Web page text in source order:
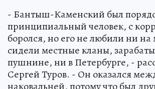
- Бантыш-Каменский был
принципиальный человек, с
боролся, но его не любили ни на
сидели местные кланы,
пушнине, ни в Петербурге, -
Сергей Туров. - Он оказался